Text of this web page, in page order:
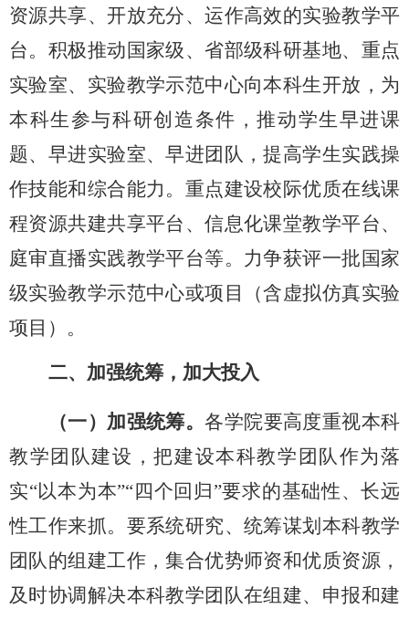
资源共享、开放充分、运作高效的实验教学平
台。积极推动国家级、省部级科研基地、重点
实验室、实验教学示范中心向本科生开放，为
本科生参与科研创造条件，推动学生早进课
题、早进实验室、早进团队，提高学生实践操
作技能和综合能力。重点建设校际优质在线课
程资源共建共享平台、信息化课堂教学平台、
庭审直播实践教学平台等。力争获评一批国家
级实验教学示范中心或项目（含虚拟仿真实验
项目）。
二、 加强统筹，加大投入
（一）加强统筹。各学院要高度重视本科
教学团队建设，把建设本科教学团队作为落
实“以本为本”“四个回归”要求的基础性、长远
性工作来抓。要系统研究、统筹谋划本科教学
团队的组建工作，集合优势师资和优质资源，
及时协调解决本科教学团队在组建、申报和建